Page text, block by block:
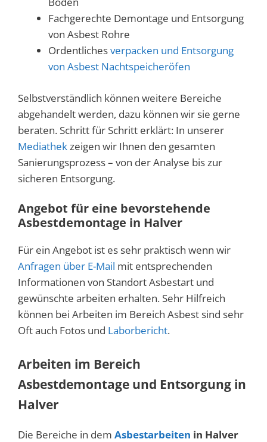
Fachgerechte Demontage und Entsorgung
von Asbest Rohre
Ordentlichesverpacken und Entsorgung
von Asbest Nachtspeicheröfen
Selbstverständlich können weitere Bereiche
abgehandelt werden, dazu können wir sie gerne
beraten. Schritt für Schritt erklärt: In unserer
Mediathekzeigen wir Ihnen den gesamten
Sanierungsprozess – von der Analyse bis zur
sicheren Entsorgung.
Angebot für eine bevorstehende
Asbestdemontage in Halver
Für ein Angebot ist es sehr praktisch wenn wir
Anfragen über E-Mail mit entsprechenden
Informationen von Standort Asbestart und
gewünschte arbeiten erhalten. Sehr Hilfreich
können bei Arbeiten im Bereich Asbest sind sehr
Oft auch Fotos und Laborbericht.
Arbeiten im Bereich
Asbestdemontage und Entsorgung in
Halver
Die Bereiche in dem Asbestarbeiten in Halver